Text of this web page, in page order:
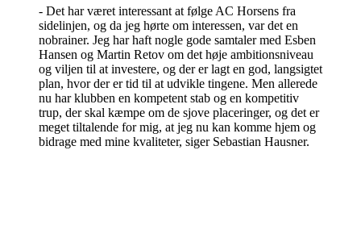
- Det har været interessant at følge AC Horsens fra
sidelinjen, og da jeg hørte om interessen, var det en
nobrainer. Jeg har haft nogle gode samtaler med Esben
Hansen og Martin Retov om det høje ambitionsniveau
og viljen til at investere, og der er lagt en god, langsigtet
plan, hvor der er tid til at udvikle tingene. Men allerede
nu har klubben en kompetent stab og en kompetitiv
trup, der skal kæmpe om de sjove placeringer, og det er
meget tiltalende for mig, at jeg nu kan komme hjem og
bidrage med mine kvaliteter, siger Sebastian Hausner.